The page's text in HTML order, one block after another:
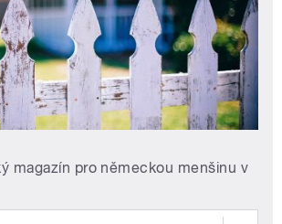
magazín pro německou menšinu v